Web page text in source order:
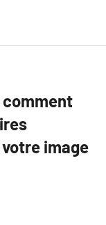
comment
image